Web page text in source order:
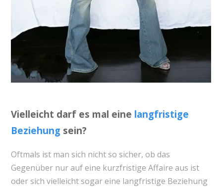
Vielleicht darf es mal eine langfristige
Beziehung sein?
Oftmals ist man sich nicht so sicher, ob das
Gegenüber nur auf eine kurzfristige Affaire aus ist
oder sich vielleicht sogar eine langfristige Beziehung